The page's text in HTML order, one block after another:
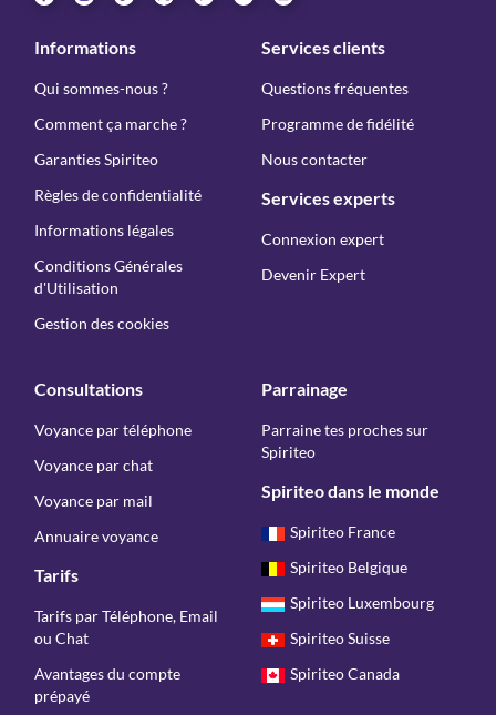
Informations
Qui sommes-nous ?
Comment ça marche ?
Garanties Spiriteo
Règles de confidentialité
Informations légales
Conditions Générales
d'Utilisation
Gestion des cookies
Services clients
Questions fréquentes
Programme de fidélité
Nous contacter
Services experts
Connexion expert
Devenir Expert
Consultations
Voyance par téléphone
Voyance par chat
Voyance par mail
Annuaire voyance
Tarifs
Tarifs par Téléphone, Email
ou Chat
Avantages du compte
prépayé
Parrainage
Parraine tes proches sur
Spiriteo
Spiriteo dans le monde
Spiriteo France
Spiriteo Belgique
Spiriteo Luxembourg
Spiriteo Suisse
Spiriteo Canada